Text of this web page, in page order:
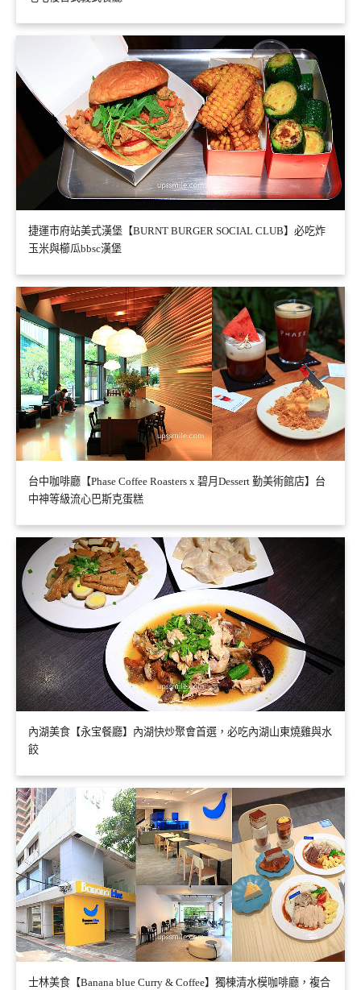
捷運市府站美式漢堡【BURNT BURGER SOCIAL CLUB】必吃炸
玉米與櫛瓜bbsc漢堡
台中咖啡廳【Phase Coffee Roasters x 碧月Dessert 勤美術館店】台
中神等級流心巴斯克蛋糕
內湖美食【永宝餐廳】內湖快炒聚會首選，必吃內湖山東燒雞與水
餃
士林美食【Banana blue Curry & Coffee】獨棟清水模咖啡廳，複合